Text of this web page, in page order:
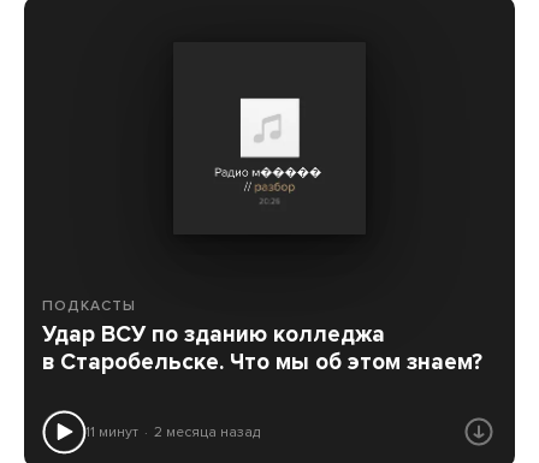
ПОДКАСТЫ
Удар ВСУ по зданию колледжа
в Старобельске. Что мы об этом знаем?
11 минут 2 месяца назад